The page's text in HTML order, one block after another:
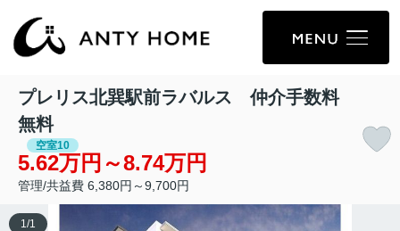
プレリス北巽駅前ラバルス 仲介手数料
無料
空室10
5.62万円～8.74万円
管理/共益費 6,380円～9,700円
1 /1